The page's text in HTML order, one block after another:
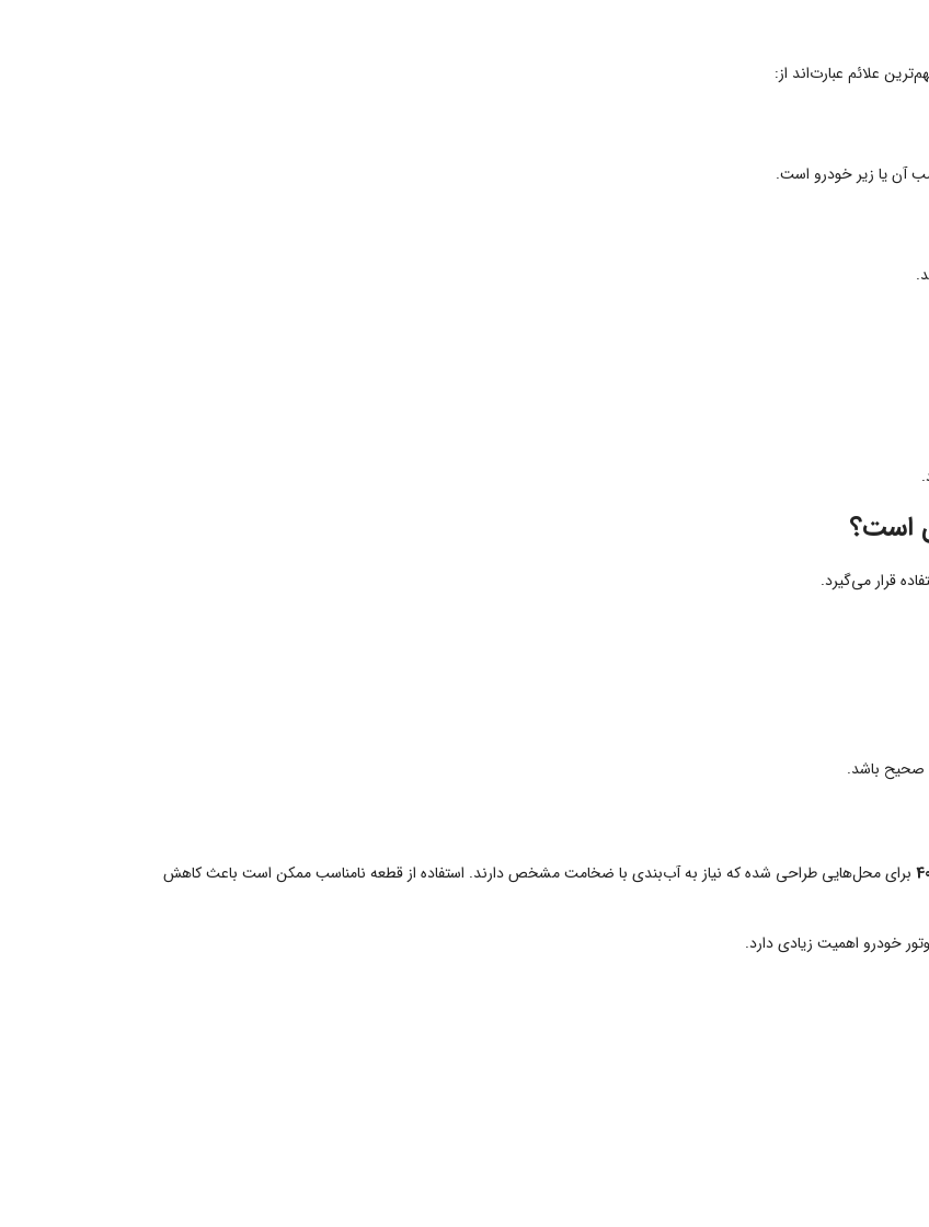
علائم عبارت‌اند از:
آن یا زیر خودرو است.
صحیح باشد.
برای محل‌هایی طراحی شده که نیاز به آب‌بندی با ضخامت مشخص دارند. استفاده از قطعه نامناسب ممکن است باعث کاهش
خودرو اهمیت زیادی دارد.